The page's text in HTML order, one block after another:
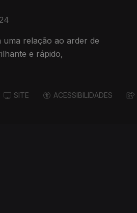
relação ao arder de
e rápido,
SITE ACESSIBILIDADES